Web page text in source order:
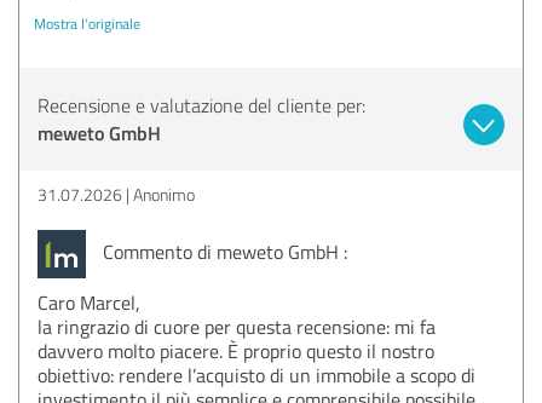
Mostra l'originale
Recensione e valutazione del cliente per:
meweto GmbH
31.07.2026 Anonimo
Commento di meweto GmbH :
Caro Marcel,
la ringrazio di cuore per questa recensione: mi fa
davvero molto piacere. È proprio questo il nostro
obiettivo: rendere l’acquisto di un immobile a scopo di